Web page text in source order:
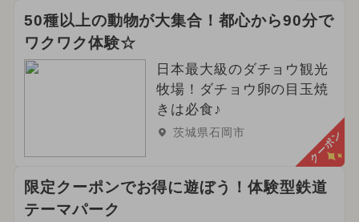
50種以上の動物が大集合！都心から90分で
ワクワク体験☆
日本最大級のダチョウ観光
牧場！ダチョウ卵の目玉焼
きは必食♪
茨城県石岡市 クーポン
限定クーポンでお得に遊ぼう！体験型鉄道
テーマパーク